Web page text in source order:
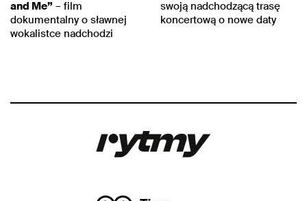
and Me” – film
dokumentalny o sławnej
wokalistce nadchodzi
swoją nadchodzącą trasę
koncertową o nowe daty